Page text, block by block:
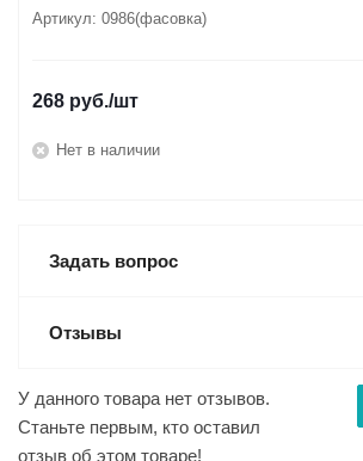
Артикул: 0986(фасовка)
268 руб./шт
Нет в наличии
Задать вопрос
Отзывы
У данного товара нет отзывов.
Станьте первым, кто оставил
отзыв об этом товаре!